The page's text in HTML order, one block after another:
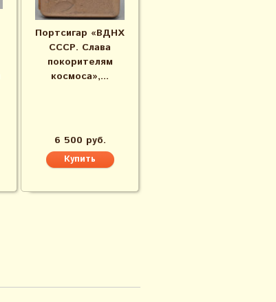
Портсигар «ВДНХ
СССР. Слава
покорителям
космоса»,...
6 500 руб.